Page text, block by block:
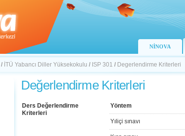
NİNOVA
/ İTÜ Yabancı Diller Yüksekokulu / ISP 301 / Degerlendirme Kriterleri
Değerlendirme Kriterleri
Ders Değerlendirme
Kriterleri
Yöntem
Yıliçi sınavı